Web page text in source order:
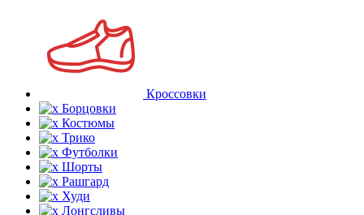
Кроссовки
Борцовки
Костюмы
Трико
Футболки
Шорты
Рашгард
Худи
Лонгсливы